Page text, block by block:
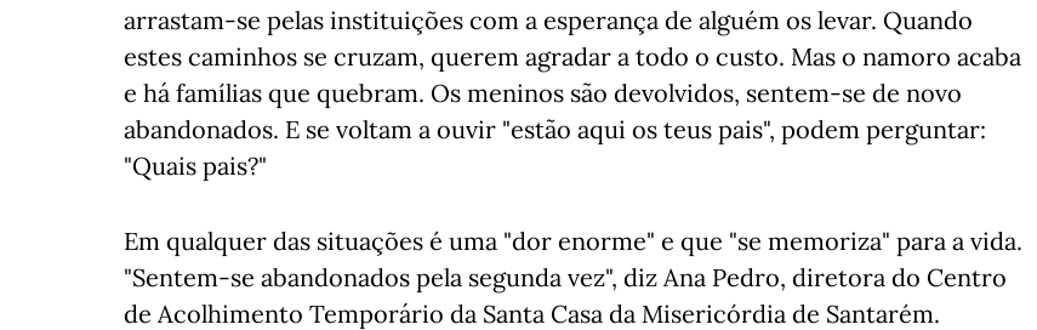
arrastam-se pelas instituições com a esperança de alguém os levar. Quando
estes caminhos se cruzam, querem agradar a todo o custo. Mas o namoro acaba
e há famílias que quebram. Os meninos são devolvidos, sentem-se de novo
abandonados. E se voltam a ouvir "estão aqui os teus pais", podem perguntar:
"Quais pais?"
Em qualquer das situações é uma "dor enorme" e que "se memoriza" para a vida.
"Sentem-se abandonados pela segunda vez", diz Ana Pedro, diretora do Centro
de Acolhimento Temporário da Santa Casa da Misericórdia de Santarém.